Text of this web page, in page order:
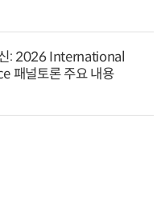
신: 2026 International
패널토론 주요 내용